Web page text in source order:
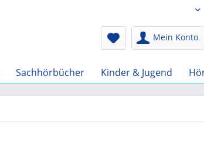
Mein Konto
Sachhörbücher Kinder & Jugend